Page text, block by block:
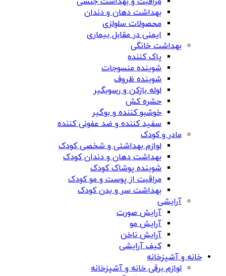
بهداشت دهان و دندان
محصولات سلولزی
ایمنی در مقابل بیماری
بهداشت خانگی
پاک کننده
شوینده منسوجات
شوینده ظروف
لوله بازکن و رسوبگیر
حشره کش
خوشبو کننده و بوگیر
سفید کننده و ضد عفونی کننده
مادر و کودک
لوازم بهداشتی و شخصی کودک
بهداشت دهان و دندان کودک
شوینده پوشاک کودک
مراقبت از پوست و مو کودک
بهداشت سر و بدن کودک
آرایشی
آرایش صورت
آرایش مو
آرایش ناخن
کیف آرایشی
خانه و آشپزخانه
لوازم برقی خانه و آشپزخانه